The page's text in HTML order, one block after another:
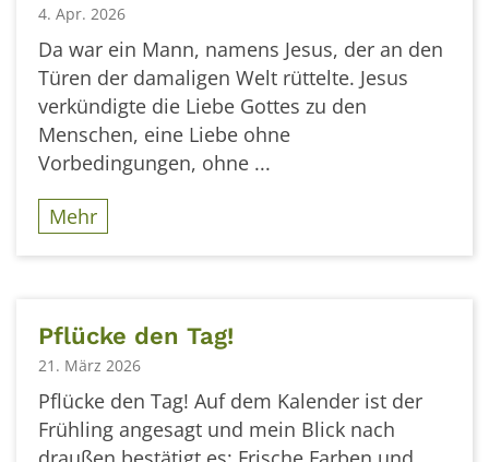
4. Apr. 2026
Da war ein Mann, namens Jesus, der an den
Türen der damaligen Welt rüttelte. Jesus
verkündigte die Liebe Gottes zu den
Menschen, eine Liebe ohne
Vorbedingungen, ohne ...
Mehr
Pflücke den Tag!
21. März 2026
Pflücke den Tag! Auf dem Kalender ist der
Frühling angesagt und mein Blick nach